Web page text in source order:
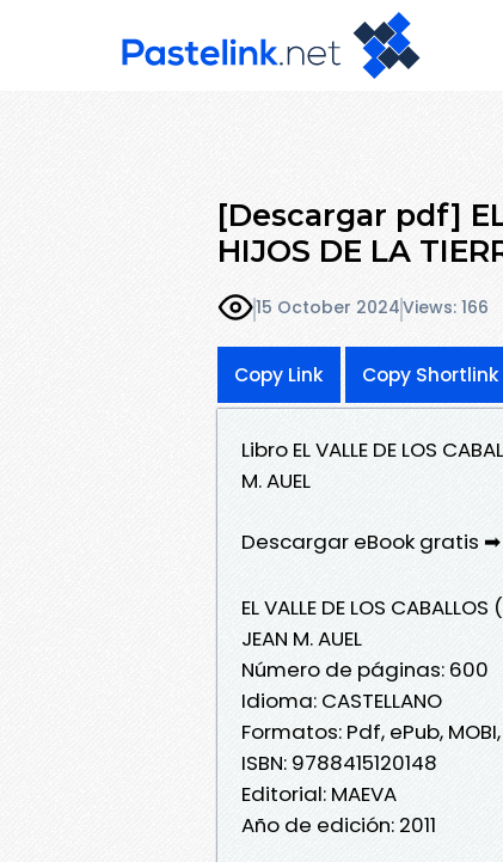
[Descargar pdf]
HIJOS DE LA
15 October 2024Views: 166
Copy Link Copy Shortlink
Libro EL VALLE DE LOS
M. AUEL
Descargar eBook gratis ➡
EL VALLE DE LOS
JEAN M. AUEL
Número de páginas: 600
Idioma: CASTELLANO
Formatos: Pdf, ePub, MOBI,
ISBN: 9788415120148
Editorial: MAEVA
Año de edición: 2011